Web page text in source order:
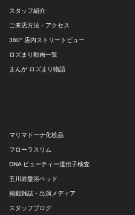
スタッフ紹介
ご来店方法・アクセス
360° 店内ストリートビュー
ロズまり動画一覧
まんが ロズまり物語
マリマドーナ化粧品
フローラスリム
DNA ビューティー遺伝子検査
玉川岩盤浴ベッド
掲載雑誌・出演メディア
スタッフブログ